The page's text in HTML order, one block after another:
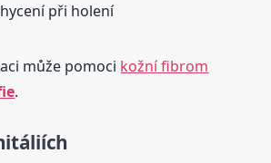
při holení
může pomoci kožní fibrom
.